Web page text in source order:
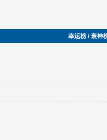
幸运榜 / 衰神